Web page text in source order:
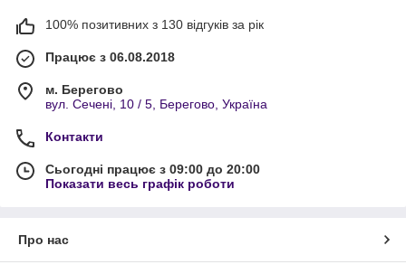
100% позитивних з 130 відгуків за рік
Працює з 06.08.2018
м. Берегово
вул. Сечені, 10 / 5, Берегово, Україна
Контакти
Сьогодні працює з 09:00 до 20:00
Показати весь графік роботи
Про нас